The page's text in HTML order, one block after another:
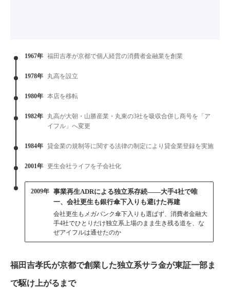
1967年 福田吉孝が京都で個人経営の消費者金融業を創業
1978年 丸高を設立
1980年 本店を移転
1982年
丸高が大朝・山勝産業・丸東の3社を吸収合併し商号を「ア
イフル」へ変更
1984年 貸金業の規制等に関する法律の制定により貸金業登録を実施
2001年 更生会社ライフを子会社化
2009年 事業再生ADRによる独立系存続——大手4社で唯
一、会社更生も銀行傘下入りも避けた再建
会社更生もメガバンク傘下入りも選ばず、消費者金融大
手4社でひとりだけ独立系上場のまま生き残る道を、な
ぜアイフルは通せたのか
福田吉孝氏が京都で創業した独立系サラ金が東証一部ま
で駆け上がるまで